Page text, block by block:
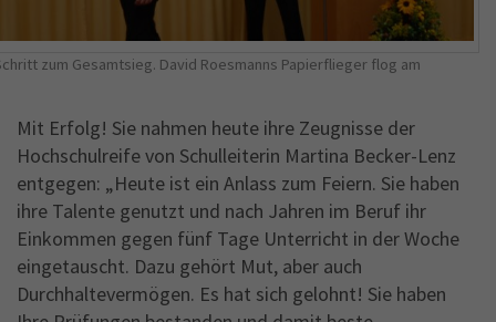
zum Gesamtsieg. David Roesmanns Papierflieger flog am
Mit Erfolg! Sie nahmen heute ihre Zeugnisse der
Hochschulreife von Schulleiterin Martina Becker-Lenz
entgegen: „Heute ist ein Anlass zum Feiern. Sie haben
ihre Talente genutzt und nach Jahren im Beruf ihr
Einkommen gegen fünf Tage Unterricht in der Woche
eingetauscht. Dazu gehört Mut, aber auch
Durchhaltevermögen. Es hat sich gelohnt! Sie haben